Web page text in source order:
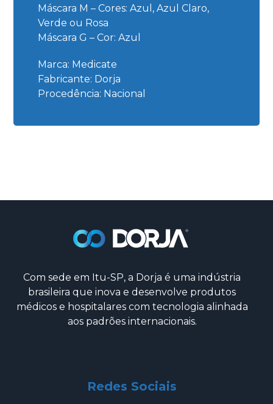
Máscara M – Cores: Azul, Azul Claro,
Verde ou Rosa
Máscara G – Cor: Azul
Marca: Medicate
Fabricante: Dorja
Procedência: Nacional
Com sede em Itu-SP, a Dorja é uma indústria
brasileira que inova e desenvolve produtos
médicos e hospitalares com tecnologia alinhada
aos padrões internacionais.
Redes Sociais